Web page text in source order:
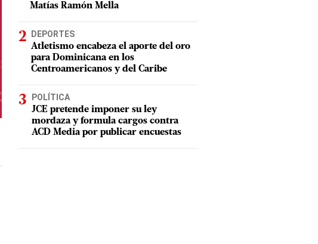
Matías Ramón Mella
DEPORTES
Atletismo encabeza el aporte del oro
para Dominicana en los
Centroamericanos y del Caribe
POLÍTICA
JCE pretende imponer su ley
mordaza y formula cargos contra
ACD Media por publicar encuestas